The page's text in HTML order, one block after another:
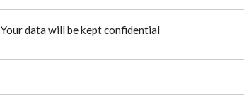
Your data will be kept confidential